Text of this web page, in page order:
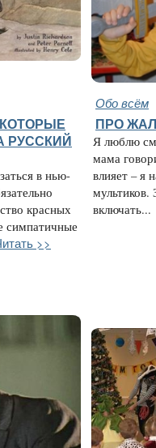
Обо всём
РУССКИЙ
в нью-
красных
симпатичные
>>
ПРО
Я люблю
мама
влияет – я
мультиков.
включать...